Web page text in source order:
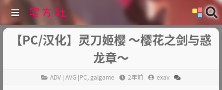
【PC/汉化】灵刀姬樱 ～樱花之剑与惑
龙章～
ADV | AVG |PC, galgame 2年前 exav